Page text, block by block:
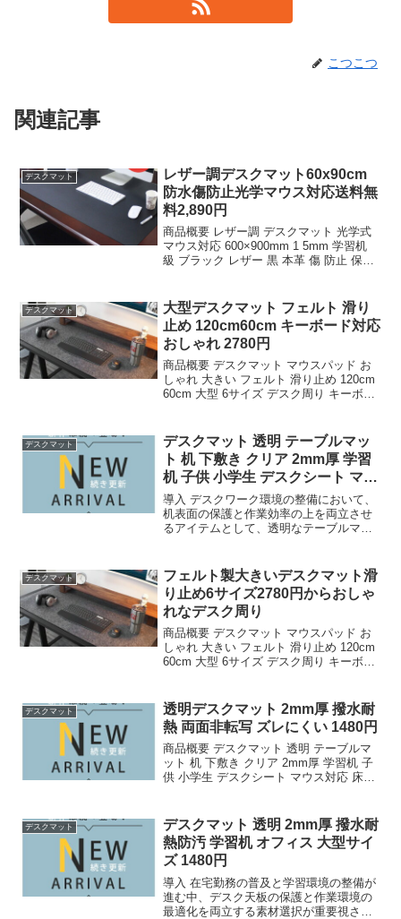
こつこつ
関連記事
デスクマット
レザー調デスクマット60x90cm
防水傷防止光学マウス対応送料無
料2,890円
商品概要 レザー調 デスクマット 光学式
マウス対応 600×900mm 1 5mm 学習机
級 ブラック レザー 黒 本革 傷 防止 保護
ト 送料...
デスクマット
大型デスクマット フェルト 滑り
止め 120cm60cm キーボード対応
おしゃれ 2780円
商品概要 デスクマット マウスパッド お
しゃれ 大きい フェルト 滑り止め 120cm
60cm 大型 6サイズ デスク周り キーボー
パッド おしゃれ 大きい ...
デスクマット
デスクマット 透明 テーブルマッ
ト 机 下敷き クリア 2mm厚 学習
机 子供 小学生 デスクシート マウ
ス対
導入 デスクワーク環境の整備において、
机表面の保護と作業効率の上を両立させ
るアイテムとして、透明なテーブルマッ
マット 机 下敷き クリア 2mm厚 学習机
子供 小...
デスクマット
フェルト製大きいデスクマット滑
り止め6サイズ2780円からおしゃ
れなデスク周り
商品概要 デスクマット マウスパッド お
しゃれ 大きい フェルト 滑り止め 120cm
60cm 大型 6サイズ デスク周り キーボー
パッド おしゃれ 大きい ...
デスクマット
透明デスクマット 2mm厚 撥水耐
熱 両面非転写 ズレにくい 1480円
商品概要 デスクマット 透明 テーブルマ
ット 机 下敷き クリア 2mm厚 学習机 子
供 小学生 デスクシート マウス対応 床
...
デスクマット
デスクマット 透明 2mm厚 撥水耐
熱防汚 学習机 オフィス 大型サイ
ズ 1480円
導入 在宅勤務の普及と学習環境の整備が
進む中、デスク天板の保護と作業環境の
最適化を両立する素材選択が重要視され